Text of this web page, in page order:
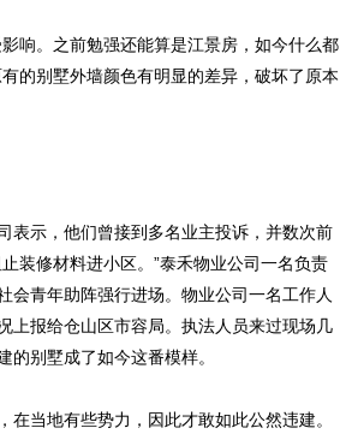
。之前勉强还能算是江景房，如今什么都
的别墅外墙颜色有明显的差异，破坏了原本
示，他们曾接到多名业主投诉，并数次前
装修材料进小区。”泰禾物业公司一名负责
会青年助阵强行进场。物业公司一名工作人
上报给仓山区市容局。执法人员来过现场几
别墅成了如今这番模样。
当地有些势力，因此才敢如此公然违建。